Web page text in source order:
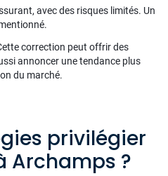
avec des risques limités. Un
correction peut offrir des
annoncer une tendance plus
du marché.
privilégier
Archamps ?